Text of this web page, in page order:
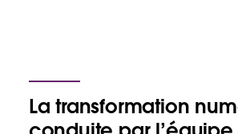
La transformation